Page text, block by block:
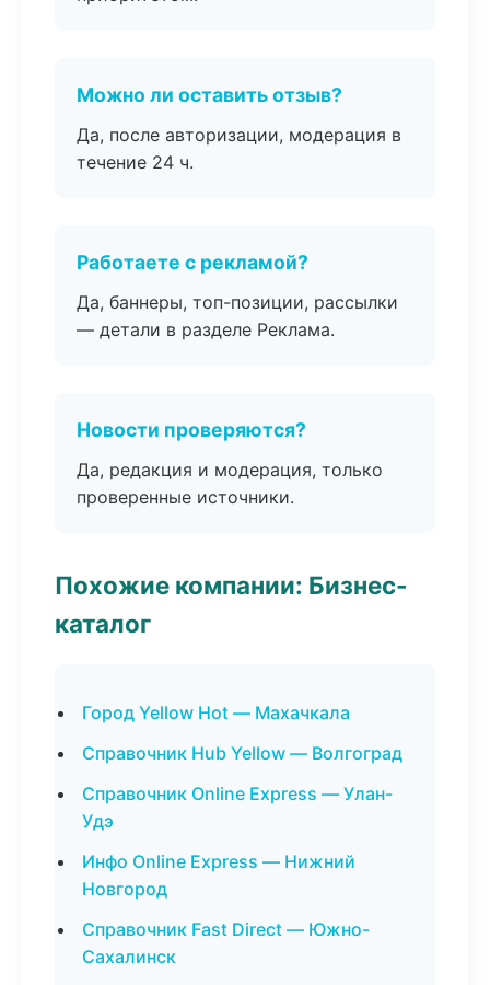
Можно ли оставить отзыв?
Да, после авторизации, модерация в
течение 24 ч.
Работаете с рекламой?
Да, баннеры, топ-позиции, рассылки
— детали в разделе Реклама.
Новости проверяются?
Да, редакция и модерация, только
проверенные источники.
Похожие компании: Бизнес-
каталог
Город Yellow Hot — Махачкала
Справочник Hub Yellow — Волгоград
Справочник Online Express — Улан-
Удэ
Инфо Online Express — Нижний
Новгород
Справочник Fast Direct — Южно-
Сахалинск